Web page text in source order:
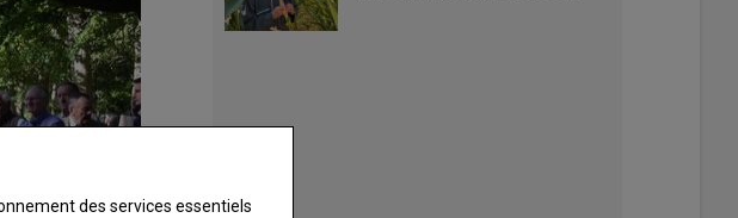
des services essentiels